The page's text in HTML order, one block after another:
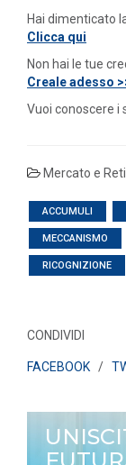
Hai dimenticato
Clicca qui
Non hai le tue
Creale adesso
Vuoi conoscere i
Mercato e Reti
ACCUMULI
MECCANISMO
RICOGNIZIONE
CONDIVIDI
FACEBOOK/